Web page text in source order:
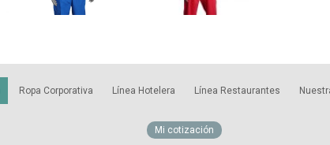
Ropa Corporativa Línea Hotelera Línea Restaurantes
Mi cotización